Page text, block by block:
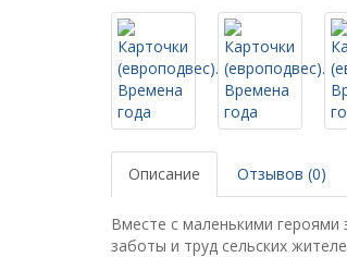
Описание Отзывов (0)
Вместе с маленькими героями
заботы и труд сельских